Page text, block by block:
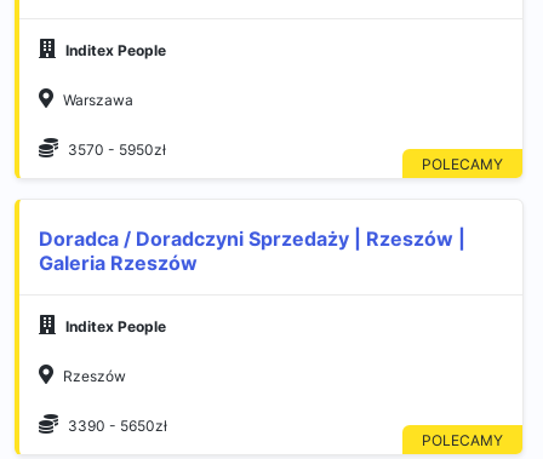
Inditex People
Warszawa
3570 - 5950zł
Doradca / Doradczyni Sprzedaży | Rzeszów |
Galeria Rzeszów
Inditex People
Rzeszów
3390 - 5650zł